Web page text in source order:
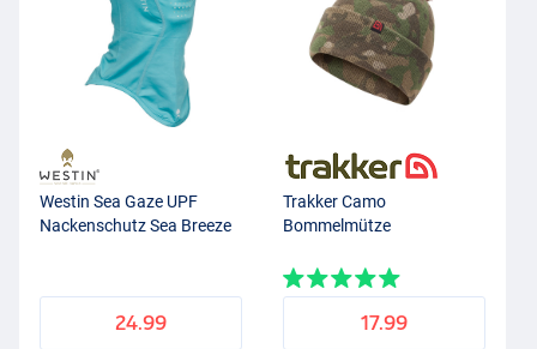
Westin Sea Gaze UPF
Nackenschutz Sea Breeze
24.99
Trakker Camo
Bommelmütze
17.99